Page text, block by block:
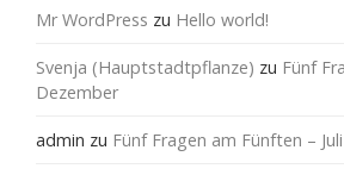
Mr WordPress zu Hello world!
Svenja (Hauptstadtpflanze) zu Fünf
Dezember
admin zu Fünf Fragen am Fünften – Juli